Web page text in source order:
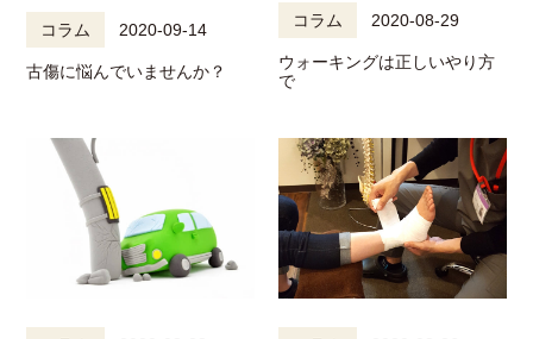
コラム 2020-09-14
古傷に悩んでいませんか？
コラム 2020-08-29
ウォーキングは正しいやり方
で